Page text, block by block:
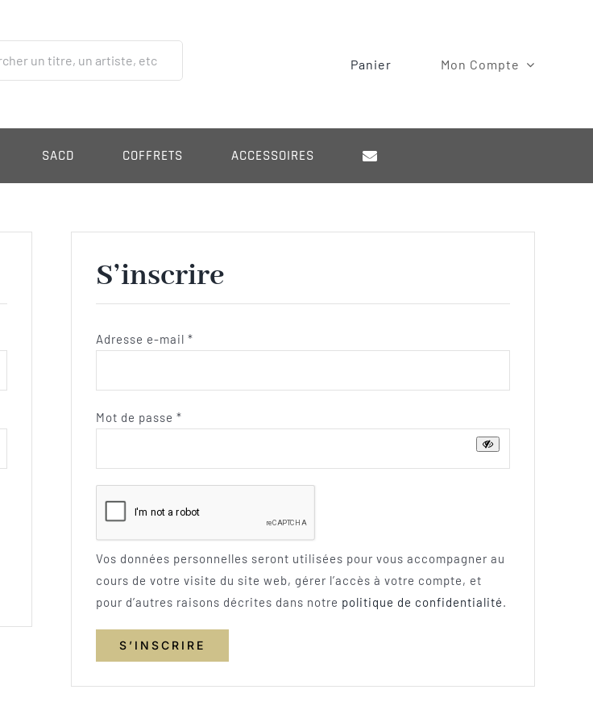
Panier Mon Compte
SACD COFFRETS ACCESSOIRES
S’inscrire
Adresse e-mail *Obligatoire
Mot de passe *Obligatoire
Vos données personnelles seront utilisées pour vous accompagner au
cours de votre visite du site web, gérer l’accès à votre compte, et
pour d’autres raisons décrites dans notre politique de confidentialité.
S’INSCRIRE